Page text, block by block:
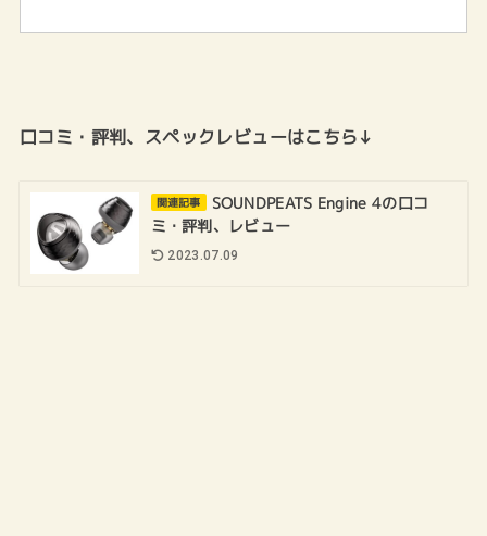
口コミ・評判、スペックレビューはこちら↓
関連記事
SOUNDPEATS Engine 4の口コ
ミ・評判、レビュー
2023.07.09